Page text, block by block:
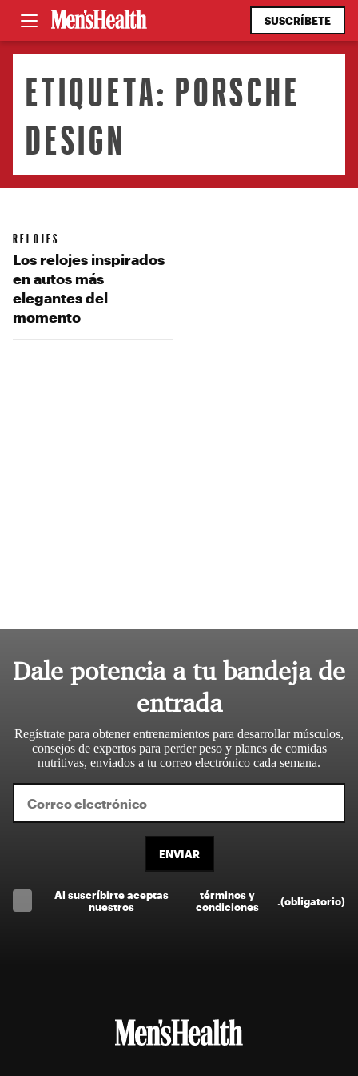
SUSCRÍBETE
ETIQUETA: PORSCHE
DESIGN
RELOJES
Los relojes inspirados
en autos más
elegantes del
momento
Dale potencia a tu bandeja de
entrada
Regístrate para obtener entrenamientos para desarrollar músculos,
consejos de expertos para perder peso y planes de comidas
nutritivas, enviados a tu correo electrónico cada semana.
ENVIAR
Al suscríbirte aceptas
nuestros
términos y
condiciones
(obligatorio)